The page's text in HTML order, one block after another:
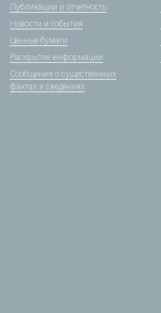
Публикации и отчетность
Новости и события
Ценные бумаги
Раскрытие информации
Сообщения о существенных
фактах и сведениях